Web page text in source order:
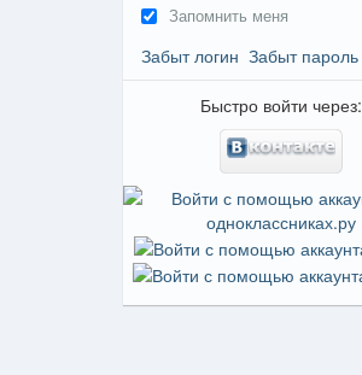
Запомнить меня
Забыт логин Забыт пароль
Быстро войти через: